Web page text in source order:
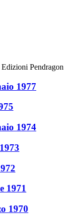
Pendragon
1977
1974
1971
1970